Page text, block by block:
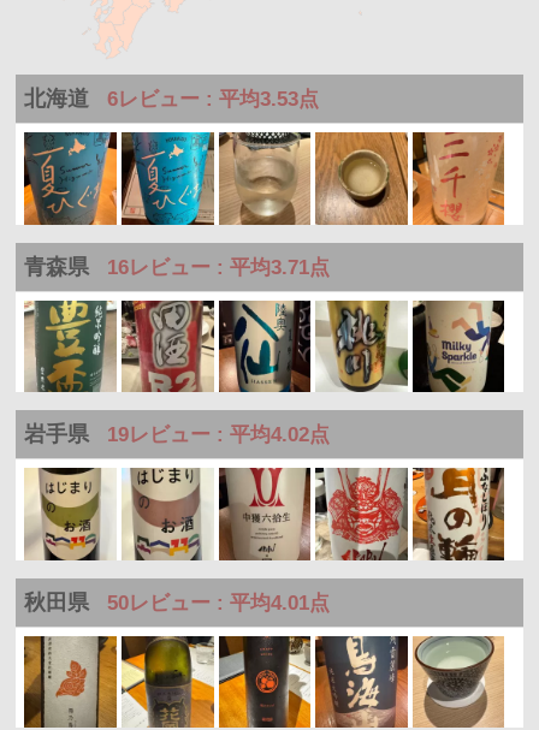
北海道 6レビュー : 平均3.53点
青森県 16レビュー : 平均3.71点
岩手県 19レビュー : 平均4.02点
秋田県 50レビュー : 平均4.01点